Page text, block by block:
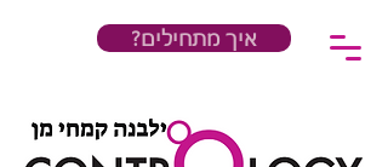
?איך מתחילים